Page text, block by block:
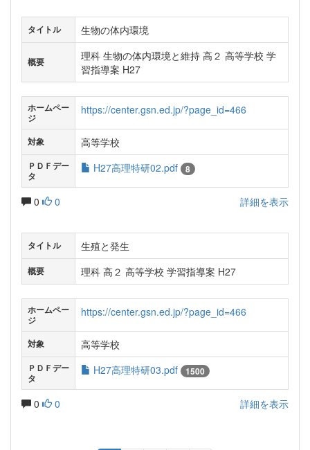
タイトル 生物の体内環境
概要
理科 生物の体内環境と維持 高２ 高等学校 学
習指導案 H27
ホームペー
ジ
https://center.gsn.ed.jp/?page_id=466
対象 高等学校
ＰＤＦデー
タ
H27高理特研02.pdf 8
0 0 詳細を表示
タイトル 生殖と発生
概要 理科 高２ 高等学校 学習指導案 H27
ホームペー
ジ
https://center.gsn.ed.jp/?page_id=466
対象 高等学校
ＰＤＦデー
タ
H27高理特研03.pdf 1500
0 0 詳細を表示